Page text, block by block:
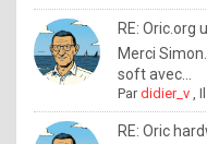
RE: Oric.org
Merci
soft avec...
Pardidier_v ,
RE: Oric